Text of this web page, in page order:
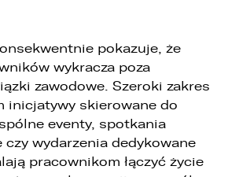
pokazuje, że
wykracza poza
zawodowe. Szeroki zakres
inicjatywy skierowane do
eventy, spotkania
wydarzenia dedykowane
pracownikom łączyć życie
służbowych,
z którymi wiąże się
przetwarzania danych (podmioty
będą przechowywane przez
przez okres nie dłuższy niż